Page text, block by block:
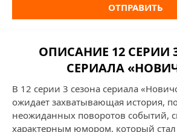
ОТПРАВИТЬ
ОПИСАНИЕ 12 СЕРИИ
СЕРИАЛА
В 12 серии 3 сезона сериала
ожидает захватывающая история,
неожиданных поворотов событий,
характерным юмором, который